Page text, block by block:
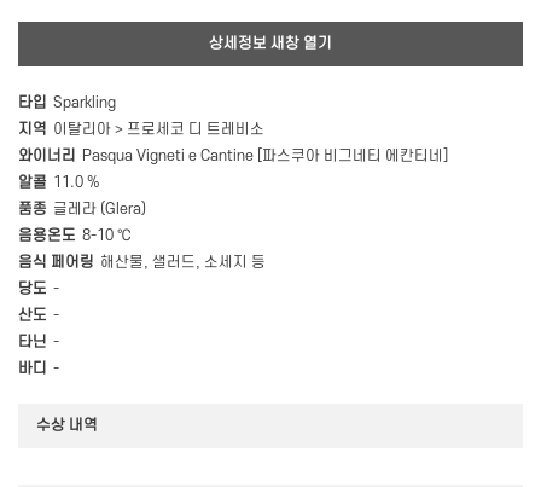
상세정보 새창 열기
타입 Sparkling
지역 이탈리아 > 프로세코 디 트레비소
와이너리
Pasqua Vigneti e Cantine [파스쿠아 비그네티 에칸티네]
알콜 11.0 %
품종 글레라 (Glera)
음용온도 8-10 ℃
음식 페어링 해산물, 샐러드, 소세지 등
당도 -
산도 -
타닌 -
바디 -
수상 내역